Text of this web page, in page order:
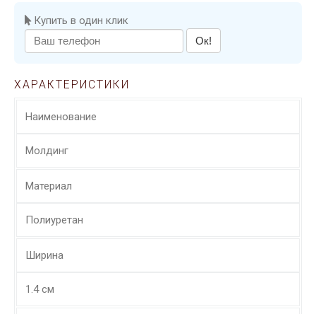
Купить в один клик
Ок!
ХАРАКТЕРИСТИКИ
Наименование
Молдинг
Материал
Полиуретан
Ширина
1.4 см